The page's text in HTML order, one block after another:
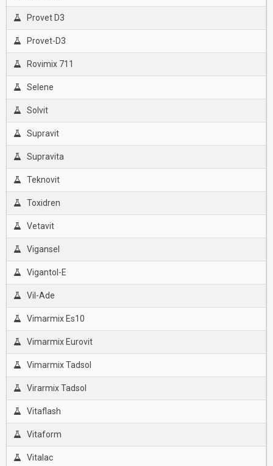
Provet D3
Provet-D3
Rovimix 711
Selene
Solvit
Supravit
Supravita
Teknovit
Toxidren
Vetavit
Vigansel
Vigantol-E
Vil-Ade
Vimarmix Es10
Vimarmix Eurovit
Vimarmix Tadsol
Virarmix Tadsol
Vitaflash
Vitaform
Vitalac